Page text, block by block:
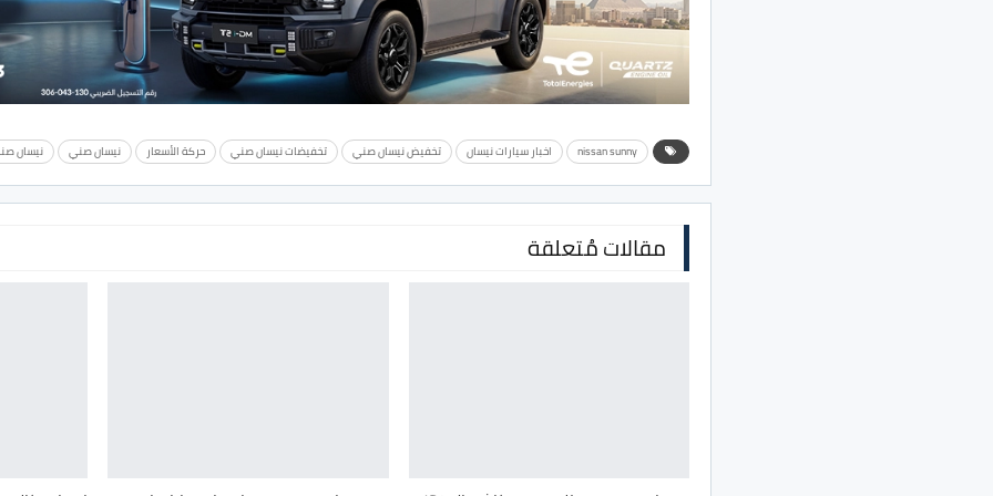
nissan sunny اخبار سيارات نيسان تخفيض نيسان صني تخفيضات نيسان صني حركة الأسعار نيسان صني نيسان صني
مقالات مُتعلقة